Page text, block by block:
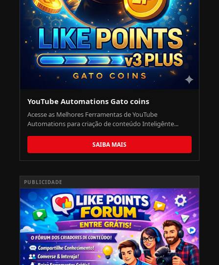
YouTube Automations Gato coins
Acesse as Melhores Ferramentas de YouTube
Automations para criação de conteúdo Inteligênte...
SAIBA MAIS
PUBLICIDADE